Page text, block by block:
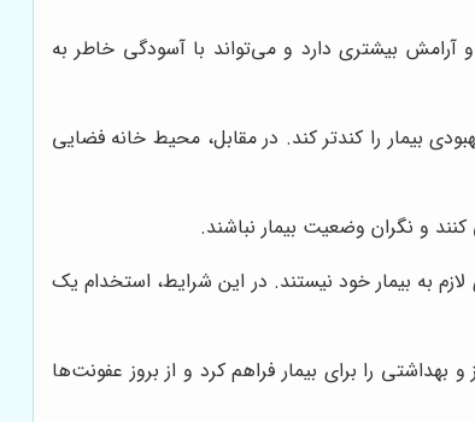
آرامش بیشتری دارد و می‌تواند با آسودگی خاطر به
بیمار را کندتر کند. در مقابل، محیط خانه فضایی
و نگران وضعیت بیمار نباشند.
به بیمار خود نیستند. در این شرایط، استخدام یک
را برای بیمار فراهم کرد و از بروز عفونت‌ها